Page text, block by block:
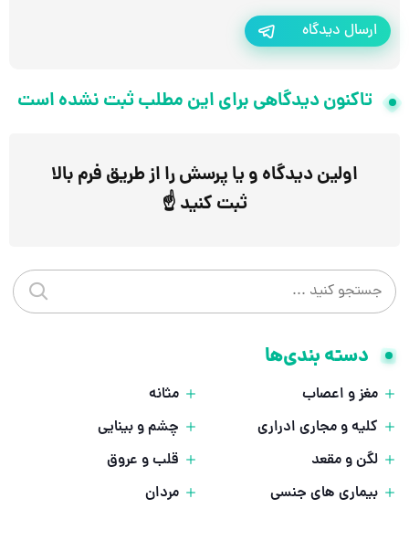
ارسال دیدگاه
تاکنون دیدگاهی برای این مطلب ثبت نشده است
اولین دیدگاه و یا پرسش را از طریق فرم بالا
ثبت کنید ☝️
جستجو در سایت
دسته بندی‌ها
مغز و اعصاب
کلیه و مجاری ادراری
لگن و مقعد
بیماری های جنسی
مثانه
چشم و بینایی
قلب و عروق
مردان